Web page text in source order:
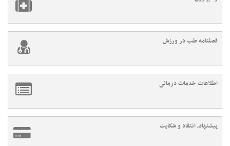
فصلنامه طب در ورزش
اطلاعات خدمات درمانی
پیشنهاد، انتقاد و شکایت